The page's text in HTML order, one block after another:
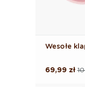
Wesołe
Cena
Cena
69,99 zł